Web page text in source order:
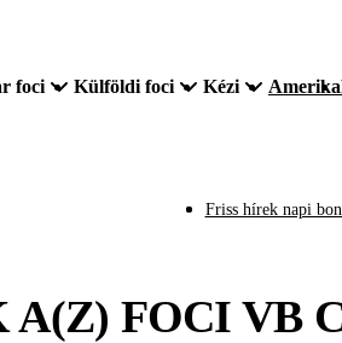
foci Külföldi foci Kézi Amerika
Friss hírek napi
A(Z) FOCI VB